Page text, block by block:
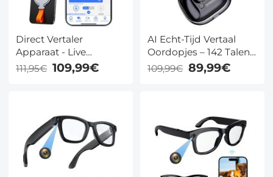
Direct Vertaler
Apparaat - Live
gesprekken Vertalen &
Opnemen - Kentfaith
111,95€ 109,99€
AI Echt-Tijd Vertaal
Oordopjes – 142 Talen
& Accenten – Chat App,
Audio & Video Bellen,
109,99€ 89,99€